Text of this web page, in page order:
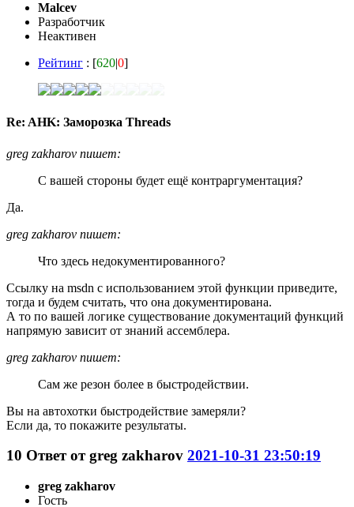
Malcev
Разработчик
Неактивен
Рейтинг : [620|0]
Re: AHK: Заморозка Threads
greg zakharov пишет:
С вашей стороны будет ещё контраргументация?
Да.
greg zakharov пишет:
Что здесь недокументированного?
Ссылку на msdn с использованием этой функции приведите,
тогда и будем считать, что она документирована.
А то по вашей логике существование документаций функций
напрямую зависит от знаний ассемблера.
greg zakharov пишет:
Сам же резон более в быстродействии.
Вы на автохотки быстродействие замеряли?
Если да, то покажите результаты.
10 Ответ отgreg zakharov 2021-10-31 23:50:19
greg zakharov
Гость